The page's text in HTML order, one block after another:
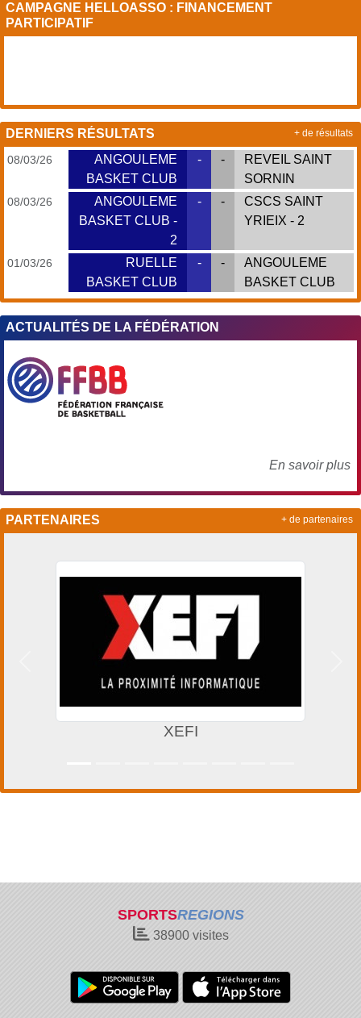
CAMPAGNE HELLOASSO : FINANCEMENT
PARTICIPATIF
DERNIERS RÉSULTATS
08/03/26
ANGOULEME
BASKET CLUB
- -
REVEIL SAINT
SORNIN
08/03/26
ANGOULEME
BASKET CLUB -
2
- -
CSCS SAINT
YRIEIX - 2
01/03/26
RUELLE
BASKET CLUB
- -
ANGOULEME
BASKET CLUB
+ de résultats
ACTUALITÉS DE LA FÉDÉRATION
En savoir plus
PARTENAIRES + de partenaires
SPORTSREGIONS
38900visites